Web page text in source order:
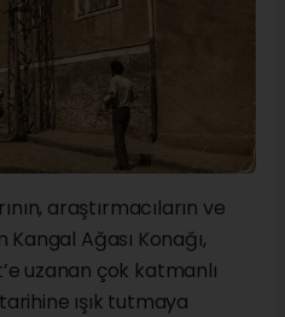
araştırmacıların ve
Ağası Konağı,
uzanan çok katmanlı
ışık tutmaya